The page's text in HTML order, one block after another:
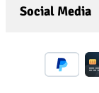
Social Media